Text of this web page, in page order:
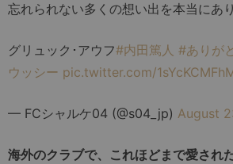
忘れられない多くの想い出を本当にあ
グリュック･アウフ#内田篤人 #ありが
ウッシー pic.twitter.com/
— FCシャルケ04 (@s04_jp) August
海外のクラブで、これほどまで愛され